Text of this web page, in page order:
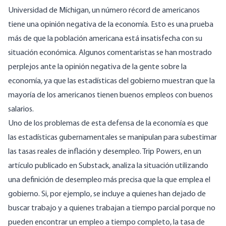
Universidad de Míchigan, un número récord de americanos
tiene una opinión negativa de la economía. Esto es una prueba
más de que la población americana está insatisfecha con su
situación económica. Algunos comentaristas se han mostrado
perplejos ante la opinión negativa de la gente sobre la
economía, ya que las estadísticas del gobierno muestran que la
mayoría de los americanos tienen buenos empleos con buenos
salarios.
Uno de los problemas de esta defensa de la economía es que
las estadísticas gubernamentales se manipulan para subestimar
las tasas reales de inflación y desempleo. Trip Powers, en un
artículo publicado en Substack, analiza la situación utilizando
una definición de desempleo más precisa que la que emplea el
gobierno. Si, por ejemplo, se incluye a quienes han dejado de
buscar trabajo y a quienes trabajan a tiempo parcial porque no
pueden encontrar un empleo a tiempo completo, la tasa de